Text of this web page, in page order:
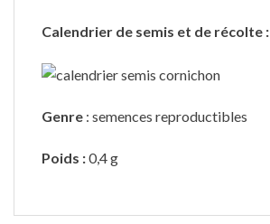
Calendrier de semis et de récolte :
Genre : semences reproductibles
Poids :0,4 g